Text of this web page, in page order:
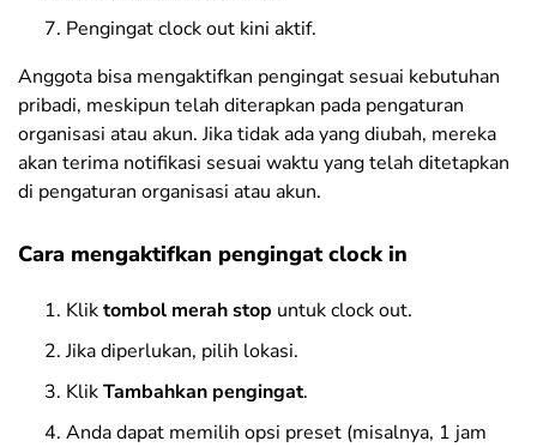
Pengingat clock out kini aktif.
Anggota bisa mengaktifkan pengingat sesuai kebutuhan
pribadi, meskipun telah diterapkan pada pengaturan
organisasi atau akun. Jika tidak ada yang diubah, mereka
akan terima notifikasi sesuai waktu yang telah ditetapkan
di pengaturan organisasi atau akun.
Cara mengaktifkan pengingat clock in
Kliktombol merah stop untuk clock out.
Jika diperlukan, pilih lokasi.
KlikTambahkan pengingat.
Anda dapat memilih opsi preset (misalnya, 1 jam